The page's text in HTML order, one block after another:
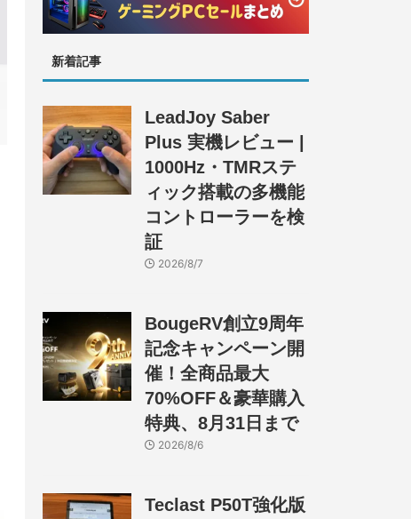
め
新着記事
LeadJoy Saber
Plus 実機レビュー |
1000Hz・TMRステ
ィック搭載の多機能
コントローラーを検
証
2026/8/7
BougeRV創立9周年
記念キャンペーン開
催！全商品最大
70%OFF＆豪華購入
特典、8月31日まで
2026/8/6
Teclast P50T強化版